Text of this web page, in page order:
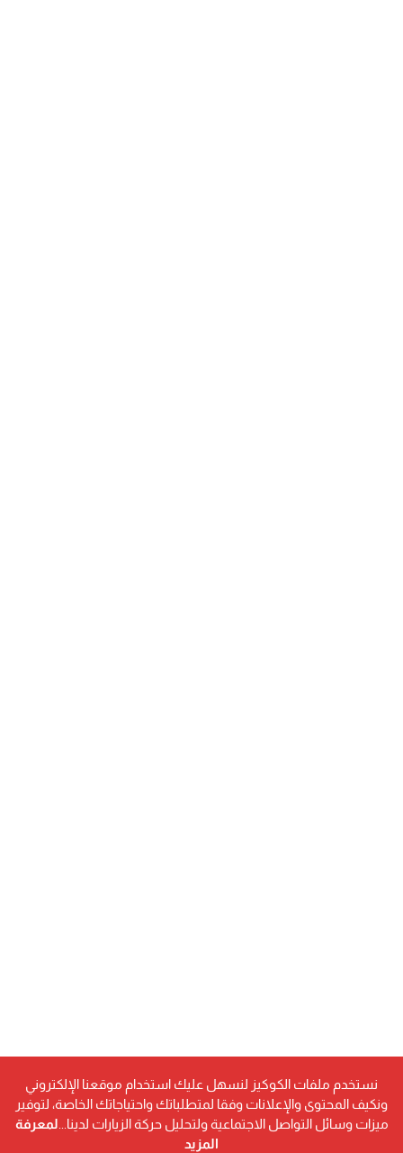
نستخدم ملفات الكوكيز لنسهل عليك استخدام موقعنا الإلكتروني
ونكيف المحتوى والإعلانات وفقا لمتطلباتك واحتياجاتك الخاصة، لتوفير
ميزات وسائل التواصل الاجتماعية ولتحليل حركة الزيارات لدينا... لمعرفة
المزيد